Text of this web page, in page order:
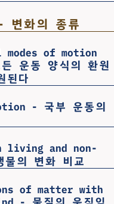
화의 종류
of motion
운동 양식의 환원
된다
- 국부 운동의
living and non-
의 변화 비교
of matter with